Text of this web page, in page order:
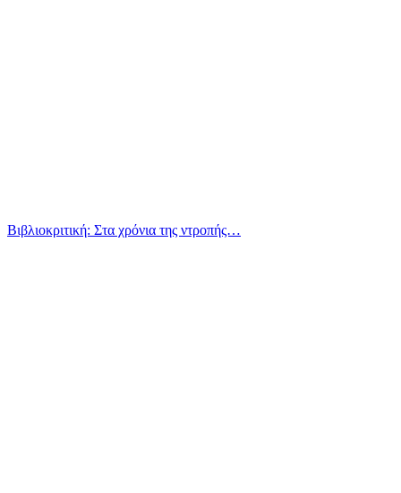
Βιβλιοκριτική: Στα χρόνια της ντροπής…